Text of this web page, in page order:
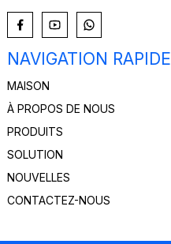
NAVIGATION RAPIDE
MAISON
À PROPOS DE NOUS
PRODUITS
SOLUTION
NOUVELLES
CONTACTEZ-NOUS